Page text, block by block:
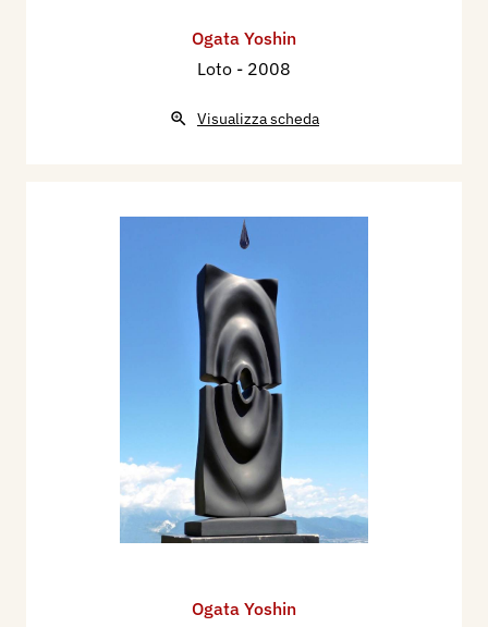
Ogata Yoshin
Loto - 2008
Visualizza scheda
Ogata Yoshin